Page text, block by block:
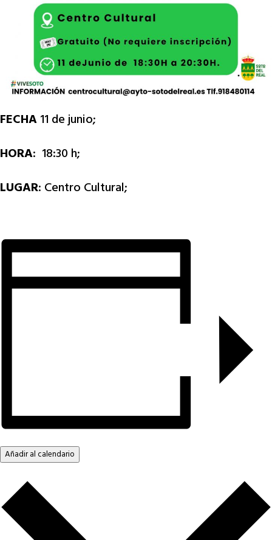
FECHA11 de junio;
HORA: 18:30 h;
LUGAR: Centro Cultural;
Añadir al calendario